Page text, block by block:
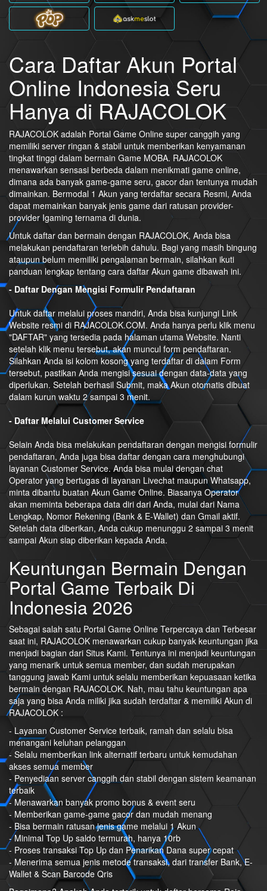
Cara Daftar Akun Portal
Online Indonesia Seru
Hanya di RAJACOLOK
RAJACOLOK adalah Portal Game Online super canggih yang
memiliki server ringan & stabil untuk memberikan kenyamanan
tingkat tinggi dalam bermain Game MOBA. RAJACOLOK
menawarkan sensasi berbeda dalam menikmati game online,
dimana ada banyak game-game seru, gacor dan tentunya mudah
dimainkan. Bermodal 1 Akun yang terdaftar secara Resmi, Anda
dapat memainkan banyak jenis game dari ratusan provider-
provider Igaming ternama di dunia.
Untuk daftar dan bermain dengan RAJACOLOK, Anda bisa
melakukan pendaftaran terlebih dahulu. Bagi yang masih bingung
ataupun belum memiliki pengalaman bermain, silahkan ikuti
panduan lengkap tentang cara daftar Akun game dibawah ini.
- Daftar Dengan Mengisi Formulir Pendaftaran
Untuk daftar melalui proses mandiri, Anda bisa kunjungi Link
Website resmi di RAJACOLOK.COM. Anda hanya perlu klik menu
"DAFTAR" yang tersedia pada halaman utama Website. Nanti
setelah klik menu tersebut, akan muncul form pendaftaran.
Silahkan Anda isi kolom kosong yang terdaftar di dalam Form
tersebut, pastikan Anda mengisi sesuai dengan data-data yang
diperlukan. Setelah berhasil Submit, maka Akun otomatis dibuat
dalam kurun waktu 2 sampai 3 menit.
- Daftar Melalui Customer Service
Selain Anda bisa melakukan pendaftaran dengan mengisi formulir
pendaftaran, Anda juga bisa daftar dengan cara menghubungi
layanan Customer Service. Anda bisa mulai dengan chat
Operator yang bertugas di layanan Livechat maupun Whatsapp,
minta dibantu buatan Akun Game Online. Biasanya Operator
akan meminta beberapa data diri dari Anda, mulai dari Nama
Lengkap, Nomor Rekening (Bank & E-Wallet) dan Gmail aktif.
Setelah data diberikan, Anda cukup menunggu 2 sampai 3 menit
sampai Akun siap diberikan kepada Anda.
Keuntungan Bermain Dengan
Portal Game Terbaik Di
Indonesia 2026
Sebagai salah satu Portal Game Online Terpercaya dan Terbesar
saat ini, RAJACOLOK menawarkan cukup banyak keuntungan jika
menjadi bagian dari Situs Kami. Tentunya ini menjadi keuntungan
yang menarik untuk semua member, dan sudah merupakan
tanggung jawab Kami untuk selalu memberikan kepuasaan ketika
bermain dengan RAJACOLOK. Nah, mau tahu keuntungan apa
saja yang bisa Anda miliki jika sudah terdaftar & memiliki Akun di
RAJACOLOK :
- Layanan Customer Service terbaik, ramah dan selalu bisa
menangani keluhan pelanggan
- Selalu memberikan link alternatif terbaru untuk kemudahan
akses semua member
- Penyediaan server canggih dan stabil dengan sistem keamanan
terbaik
- Menawarkan banyak promo bonus & event seru
- Memberikan game-game gacor dan mudah menang
- Bisa bermain ratusan jenis game melalui 1 Akun
- Minimal Top Up saldo termurah, hanya 10rb
- Proses transaksi Top Up dan Penarikan Dana super cepat
- Menerima semua jenis metode transaksi, dari transfer Bank, E-
Wallet & Scan Barcode Qris